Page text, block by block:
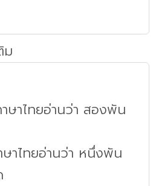
ม
ษาไทยอ่านว่า สองพัน
ษาไทยอ่านว่า หนึ่งพัน